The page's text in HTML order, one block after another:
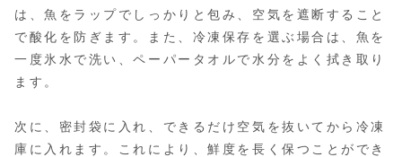
は、魚をラップでしっかりと包み、空気を遮断すること
で酸化を防ぎます。また、冷凍保存を選ぶ場合は、魚を
一度氷水で洗い、ペーパータオルで水分をよく拭き取り
ます。
次に、密封袋に入れ、できるだけ空気を抜いてから冷凍
庫に入れます。これにより、鮮度を長く保つことができ